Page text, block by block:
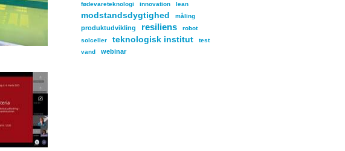
fødevareteknologi
innovation lean
modstandsdygtighed måling
produktudvikling resiliens
robot
solceller
teknologisk institut
test
vand
webinar